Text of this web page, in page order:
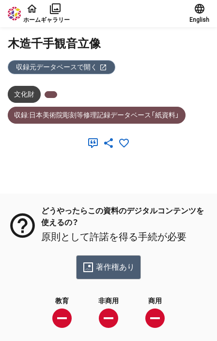
本文に飛ぶ
ホームギャラリー English
木造千手観音立像
収録元データベースで開く
文化財
収録:日本美術院彫刻等修理記録データベース「紙資料」
どうやったらこの資料のデジタルコンテンツを
使えるの？
原則として許諾を得る手続が必要
著作権あり
教育 非商用 商用